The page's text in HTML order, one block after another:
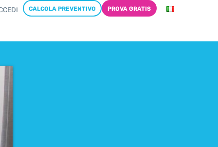
CALCOLA PREVENTIVO PROVA GRATIS